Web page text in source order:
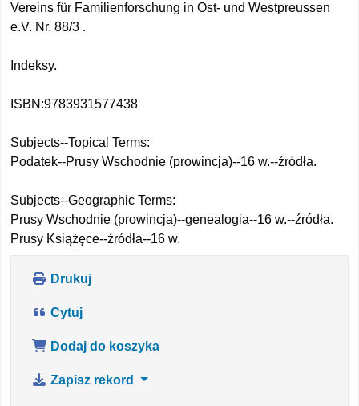
Vereins für Familienforschung in Ost- und Westpreussen
e.V. Nr. 88/3 .
Indeksy.
ISBN:9783931577438
Subjects--Topical Terms:
Podatek--Prusy Wschodnie (prowincja)--16 w.--źródła.
Subjects--Geographic Terms:
Prusy Wschodnie (prowincja)--genealogia--16 w.--źródła.
Prusy Książęce--źródła--16 w.
Drukuj
Cytuj
Dodaj do koszyka
Zapisz rekord